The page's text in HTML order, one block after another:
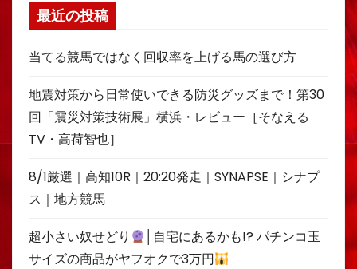
最近の投稿
当てる競馬ではなく回収率を上げる馬の選び方
地震対策から日常使いできる防災グッズまで！第30
回「震災対策技術展」横浜・レビュー［そなえる
TV・高荷智也］
8/1厳選｜高知10R｜20:20発走｜SYNAPSE｜シナプ
ス｜地方競馬
超小さい奴せどり
│自宅にあるかも!? パチンコ玉
サイズの商品がヤフオクで3万円